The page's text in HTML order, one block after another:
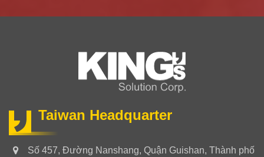
Taiwan Headquarter
Số 457, Đường Nanshang, Quận Guishan, Thành phố